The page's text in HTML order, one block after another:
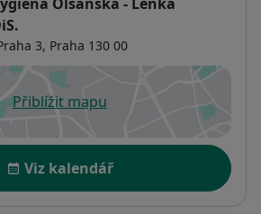
3, Praha 130 00
Přiblížit mapuse otevře v nové záložce
Viz kalendář